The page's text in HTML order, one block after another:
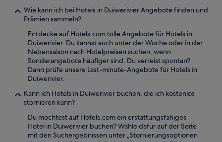
Wie kann ich bei Hotels in Duiwerivier Angebote finden und
Prämien sammeln?
Entdecke auf Hotels.com tolle Angebote für Hotels in
Duiwerivier. Du kannst auch unter der Woche oder in der
Nebensaison nach Hotelpreisen suchen, wenn
Sonderangebote häufiger sind. Du verreist spontan?
Dann prüfe unsere Last-minute-Angebote für Hotels in
Duiwerivier.
Kann ich Hotels in Duiwerivier buchen, die ich kostenlos
stornieren kann?
Du möchtest auf Hotels.com ein erstattungsfähiges
Hotel in Duiwerivier buchen? Wähle dafür auf der Seite
mit den Suchergebnissen unter „Stornierungsoptionen